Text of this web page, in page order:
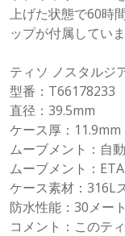
上げた状態で60時
ップが付属していま
ティソ ノスタルジ
型番：T66178233
直径：39.5mm
ケース厚：11.9mm
ムーブメント：自
ムーブメント：
ケース素材：316L
防水性能：30メー
コメント：このテ